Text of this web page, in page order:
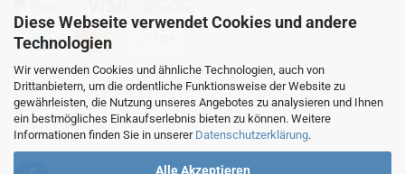
Diese Webseite verwendet Cookies und andere
Technologien
Wir verwenden Cookies und ähnliche Technologien, auch von
Drittanbietern, um die ordentliche Funktionsweise der Website zu
gewährleisten, die Nutzung unseres Angebotes zu analysieren und Ihnen
ein bestmögliches Einkaufserlebnis bieten zu können. Weitere
Informationen finden Sie in unserer Datenschutzerklärung.
Alle Akzeptieren
HOTLINE
Telefon: +49 6236 6934281
E-Mail:service@bonaboo.de